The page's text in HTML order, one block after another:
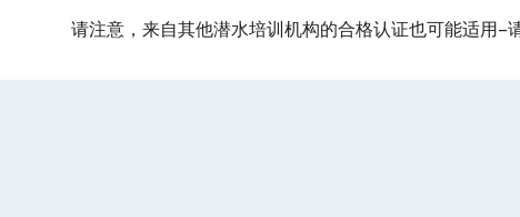
请注意，来自其他潜水培训机构的合格认证也可能适用–